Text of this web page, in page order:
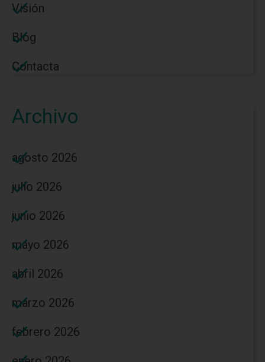
Visión
Blog
Contacta
Archivo
agosto 2026
julio 2026
junio 2026
mayo 2026
abril 2026
marzo 2026
febrero 2026